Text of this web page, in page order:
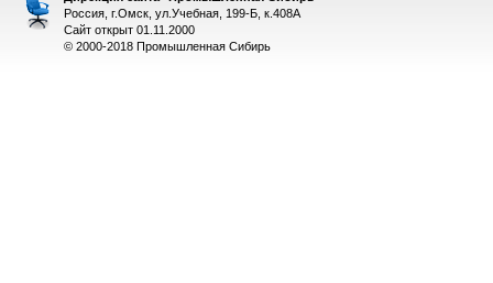
Россия, г.Омск, ул.Учебная, 199-Б, к.408А
Сайт открыт 01.11.2000
© 2000-2018 Промышленная Сибирь